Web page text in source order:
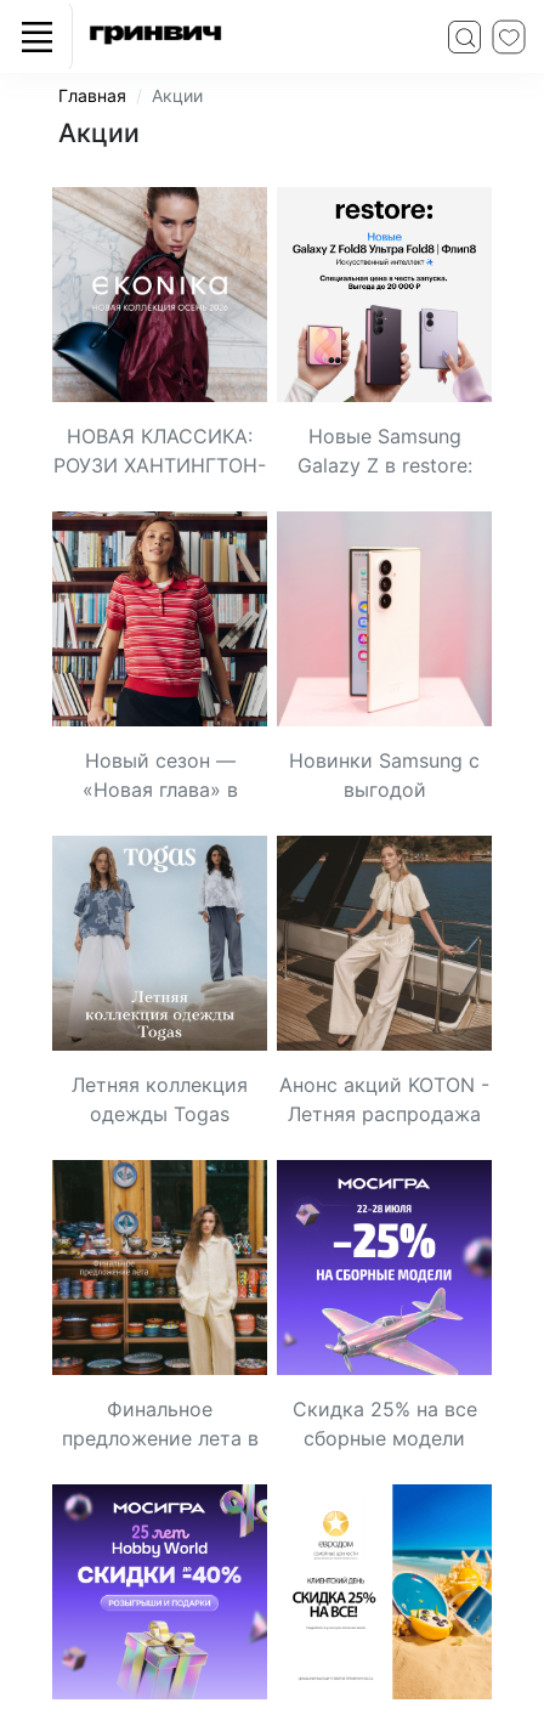
Главная Акции
Акции
НОВАЯ КЛАССИКА:
РОУЗИ ХАНТИНГТОН-
РЕКЛАМНОЙ
КАМПАНИИ EKONIKA
ОСЕНЬ-ЗИМА 2026
Новые Samsung
Galazy Z в restore:
Новый сезон —
«Новая глава» в
Новинки Samsung с
выгодой
Летняя коллекция
одежды Togas
Анонс акций KOTON -
Летняя распродажа
Финальное
предложение лета в
избранные модели
Скидка 25% на все
сборные модели